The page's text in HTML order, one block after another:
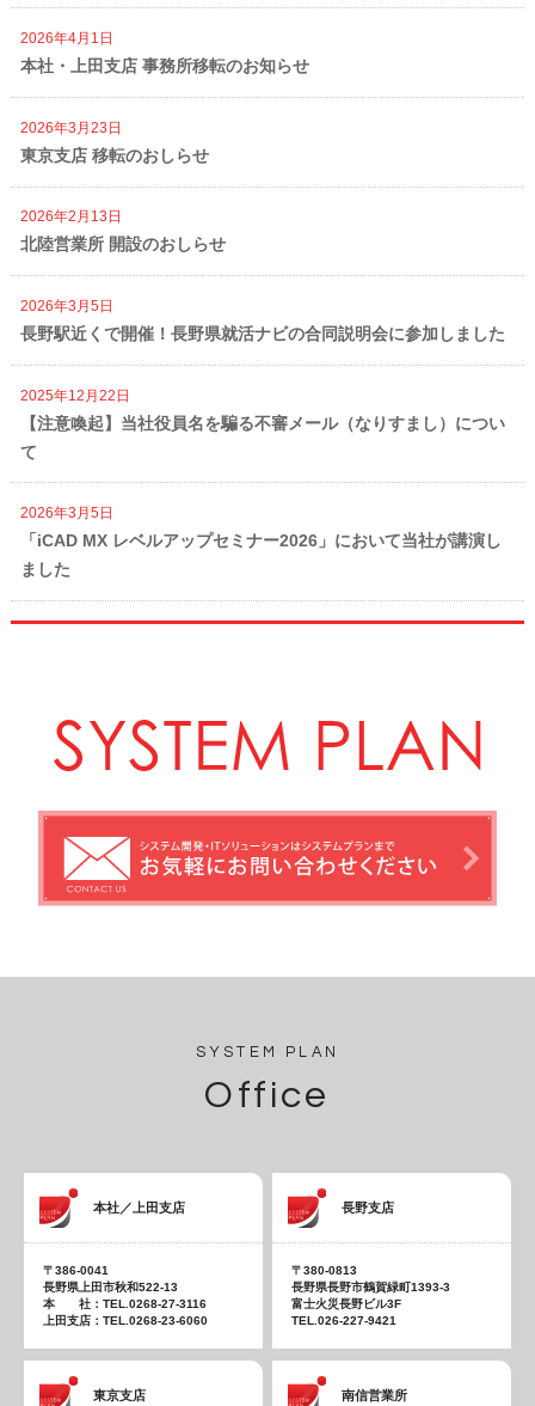
2026年4月1日
本社・上田支店 事務所移転のお知らせ
2026年3月23日
東京支店 移転のおしらせ
2026年2月13日
北陸営業所 開設のおしらせ
2026年3月5日
長野駅近くで開催！長野県就活ナビの合同説明会に参加しました
2025年12月22日
【注意喚起】当社役員名を騙る不審メール（なりすまし）につい
て
2026年3月5日
「iCAD MX レベルアップセミナー2026」において当社が講演し
ました
SYSTEM PLAN
Office
本社／上田支店
〒386-0041
長野県上田市秋和522-13
本 社：TEL.0268-27-3116
上田支店：TEL.0268-23-6060
長野支店
〒380-0813
長野県長野市鶴賀緑町1393-3
富士火災長野ビル3F
TEL.026-227-9421
東京支店 南信営業所